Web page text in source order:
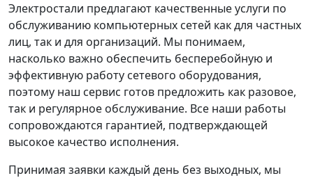
Электростали предлагают качественные услуги по
обслуживанию компьютерных сетей как для частных
лиц, так и для организаций. Мы понимаем,
насколько важно обеспечить бесперебойную и
эффективную работу сетевого оборудования,
поэтому наш сервис готов предложить как разовое,
так и регулярное обслуживание. Все наши работы
сопровождаются гарантией, подтверждающей
высокое качество исполнения.
Принимая заявки каждый день без выходных, мы